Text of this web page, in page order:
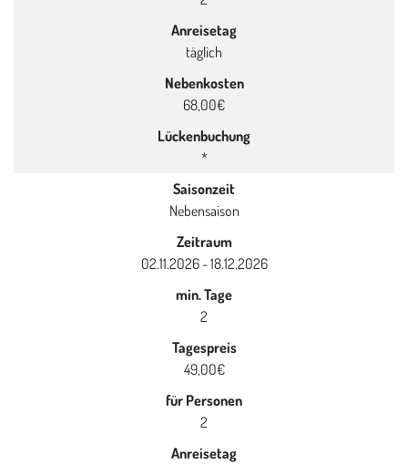
Anreisetag
täglich
Nebenkosten
68,00€
Lückenbuchung
*
Saisonzeit
Nebensaison
Zeitraum
02.11.2026 - 18.12.2026
min. Tage
2
Tagespreis
49,00€
für Personen
2
Anreisetag